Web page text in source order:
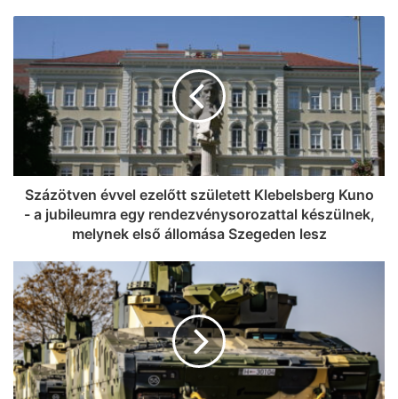
Egy ilyen hírtől még nekünk is leesett az
állunk: most iPhone 17-et nyerhetsz a
Malátában! (videó)
Százötven évvel ezelőtt született Klebelsberg Kuno
- a jubileumra egy rendezvénysorozattal készülnek,
melynek első állomása Szegeden lesz